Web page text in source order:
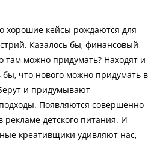
хорошие кейсы рождаются для
Казалось бы, финансовый
там можно придумать? Находят и
что нового можно придумать в
и придумывают
Появляются совершенно
детского питания. И
креативщики удивляют нас,